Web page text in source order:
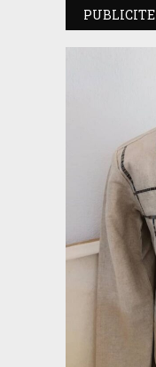
PUBLICITE